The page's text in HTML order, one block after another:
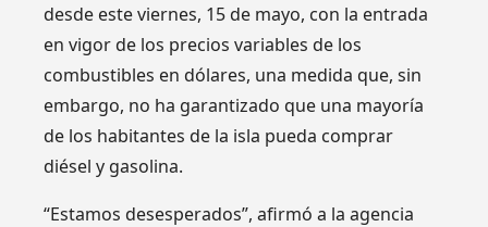
desde este viernes, 15 de mayo, con la entrada
en vigor de los precios variables de los
combustibles en dólares, una medida que, sin
embargo, no ha garantizado que una mayoría
de los habitantes de la isla pueda comprar
diésel y gasolina.
“Estamos desesperados”, afirmó a la agencia